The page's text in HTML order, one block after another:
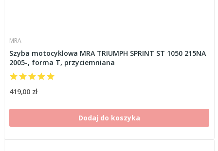
MRA
Szyba motocyklowa MRA TRIUMPH SPRINT ST 1050 215NA
2005-, forma T, przyciemniana
419,00 zł
Dodaj do koszyka